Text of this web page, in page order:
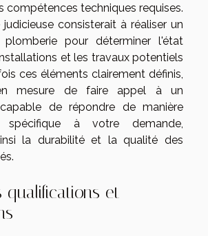
compétences techniques requises.
consisterait à réaliser un
pour déterminer l'état
et les travaux potentiels
ces éléments clairement définis,
mesure de faire appel à un
de répondre de manière
à votre demande,
la durabilité et la qualité des
qualifications et